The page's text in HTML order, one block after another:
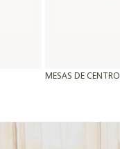
MESAS DE CENTRO